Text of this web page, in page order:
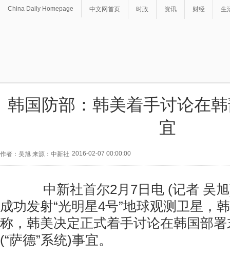
China Daily Homepage 中文网首页 时政 资讯 财经 生
韩国防部：韩美着手讨论在
宜
作者：吴旭 来源：中新社 2016-02-07 00:00:00
中新社首尔2月7日电 (记者 吴旭
成功发射“光明星4号”地球观测卫星，
称，韩美决定正式着手讨论在韩国部
(“萨德”系统)事宜。